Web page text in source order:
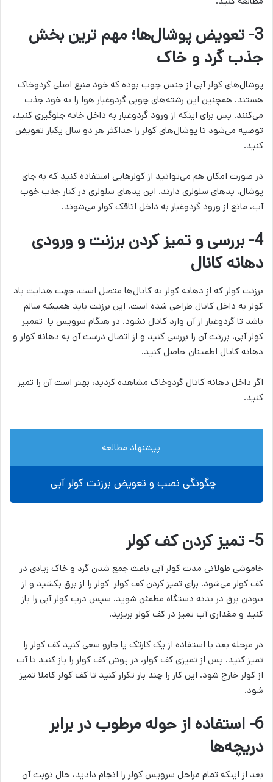
3- تعویض پوشال‌ها؛ مهم ترین بخش
جذب گرد و خاک
پوشال‌های کولر آبی از جنس چوب بوده که خود منبع اصلی گردوخاک
هستند. همچنین این رشته‌های چوبی گردوغبار هوا را به خود جذب
می‌کنند. پس برای اینکه از ورود گردوغبار به داخل خانه جلوگیری کنید،
توصیه می‌شود تا پوشال‌های کولر را حداکثر هر دو سال یکبار تعویض
کنید.
در صورت امکان هم می‌توانید از کولرهایی استفاده کنید که به جای
پوشال، پدهای سلولزی دارند. این پدهای سلولزی در کنار جذب خوب
آب، مانع از ورود گردوغبار به داخل اتاقک کولر می‌شوند.
4- بررسی و تمیز کردن برزنت و ورودی
دهانه کانال
برزنت کولر که از دهانه کولر به کانال‌ها متصل است، جهت هدایت باد
کولر به داخل کانال طراحی شده است. این برزنت باید همیشه سالم
باشد تا گردوغبار از آن وارد کانال نشود. در هنگام سرویس یا تعمیر
کولر آبی، برزنت آن را بررسی کنید و از اتصال درست آن به دهانه کولر و
دهانه کانال اطمینان حاصل کنید.
اگر داخل دهانه کانال گردوخاک مشاهده کردید، بهتر است آن را تمیز
کنید.
پیشنهاد مطالعه
چگونگی نصب و تعویض برزنت کولر آبی
5- تمیز کردن کف کولر
خاموشی طولانی مدت کولر آبی باعث جمع شدن گرد و خاک زیادی در
کف کولر می‌شود. برای تمیز کردن کف کولر کولر را از برق بکشید و از
نبودن برق در بدنه دستگاه مطمئن شوید. سپس درب کولر آبی را باز
کنید و مقداری آب تمیز در کف کولر بریزید.
در مرحله بعد با استفاده از یک کارتک یا جارو سعی کنید کف کولر را
تمیز کنید. پس از تمیزی کف کولر، در پوش کف کولر را باز کنید تا آب
از کولر خارج شود. این کار را چند بار تکرار کنید تا کف کولر کاملا تمیز
شود.
6- استفاده از حوله مرطوب در برابر
دریچه‌ها
بعد از اینکه تمام مراحل سرویس کولر را انجام دادید، حال نوبت آن